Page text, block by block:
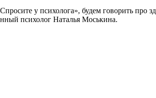
у психолога», будем говорить про
психолог Наталья Моськина.